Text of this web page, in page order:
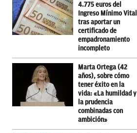
4.775 euros del
Ingreso Mínimo Vital
tras aportar un
certificado de
empadronamiento
incompleto
Marta Ortega (42
años), sobre cómo
tener éxito en la
vida: «La humildad y
la prudencia
combinadas con
ambición»